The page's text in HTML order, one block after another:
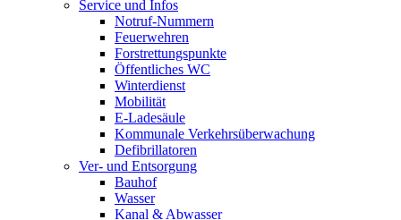
Service und Infos
Notruf-Nummern
Feuerwehren
Forstrettungspunkte
Öffentliches WC
Winterdienst
Mobilität
E-Ladesäule
Kommunale Verkehrsüberwachung
Defibrillatoren
Ver- und Entsorgung
Bauhof
Wasser
Kanal & Abwasser